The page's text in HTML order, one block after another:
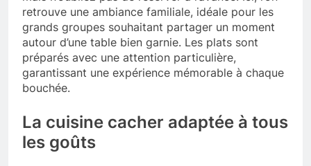
retrouve une ambiance familiale, idéale pour les
grands groupes souhaitant partager un moment
autour d’une table bien garnie. Les plats sont
préparés avec une attention particulière,
garantissant une expérience mémorable à chaque
bouchée.
La cuisine cacher adaptée à tous
les goûts